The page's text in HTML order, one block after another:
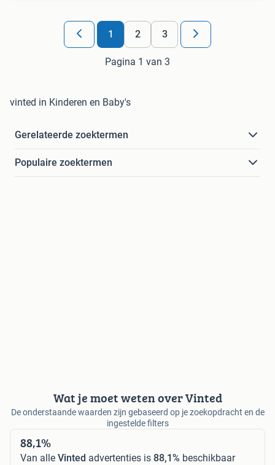
1 2 3
Pagina 1 van 3
vinted in Kinderen en Baby's
Gerelateerde zoektermen
Populaire zoektermen
Wat je moet weten over Vinted
De onderstaande waarden zijn gebaseerd op je zoekopdracht en de
ingestelde filters
88,1%
Van alle Vinted advertenties is 88,1% beschikbaar